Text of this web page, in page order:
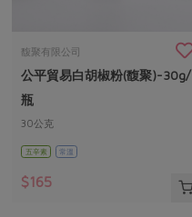
馥聚有限公司
公平貿易白胡椒粉(馥聚)-30g/
瓶
30公克
五辛素 常溫
$165